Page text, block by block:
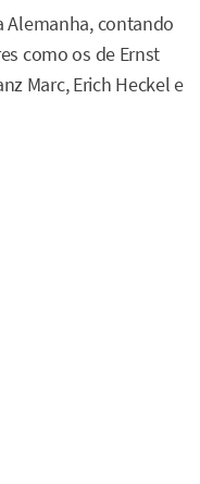
Alemanha, contando
como os de Ernst
Marc, Erich Heckel e